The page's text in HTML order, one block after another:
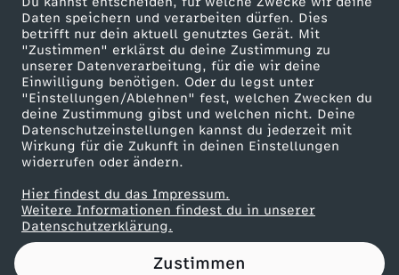
Daten speichern und verarbeiten dürfen. Dies
betrifft nur dein aktuell genutztes Gerät. Mit
"Zustimmen" erklärst du deine Zustimmung zu
unserer Datenverarbeitung, für die wir deine
Einwilligung benötigen. Oder du legst unter
"Einstellungen/Ablehnen" fest, welchen Zwecken du
deine Zustimmung gibst und welchen nicht. Deine
Datenschutzeinstellungen kannst du jederzeit mit
Wirkung für die Zukunft in deinen Einstellungen
widerrufen oder ändern.
Hier findest du das Impressum.
Weitere Informationen findest du in unserer
Datenschutzerklärung.
Zustimmen
i
M
e
n
s
c
ZDF goes Schule
Werbefernsehen
Mainzelmännchen
Partner